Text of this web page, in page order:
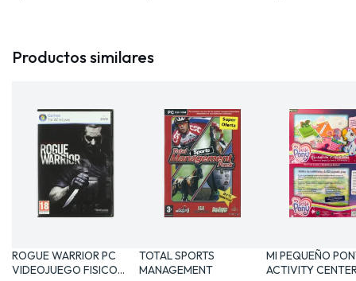
Productos similares
ROGUE WARRIOR PC
VIDEOJUEGO FISICO
TOTAL SPORTS
MANAGEMENT
MI PEQUEÑO
ACTIVITY